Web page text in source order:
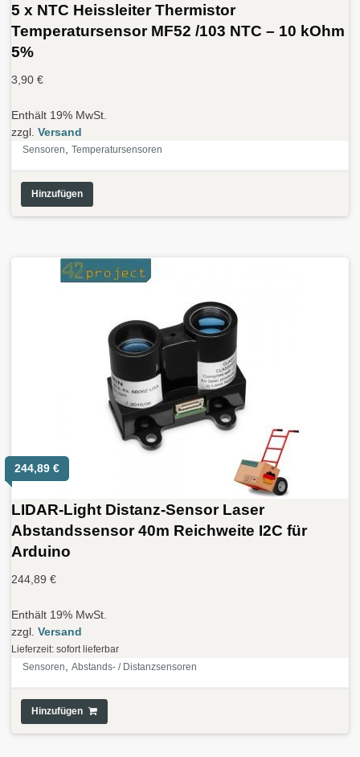
5 x NTC Heissleiter Thermistor
Temperatursensor MF52 /103 NTC – 10 kOhm
5%
3,90 €
Enthält 19% MwSt.
zzgl. Versand
Sensoren Temperatursensoren
Hinzufügen
244,89 €
LIDAR-Light Distanz-Sensor Laser
Abstandssensor 40m Reichweite I2C für
Arduino
244,89 €
Enthält 19% MwSt.
zzgl. Versand
Lieferzeit: sofort lieferbar
Sensoren
Abstands- / Distanzsensoren
Hinzufügen